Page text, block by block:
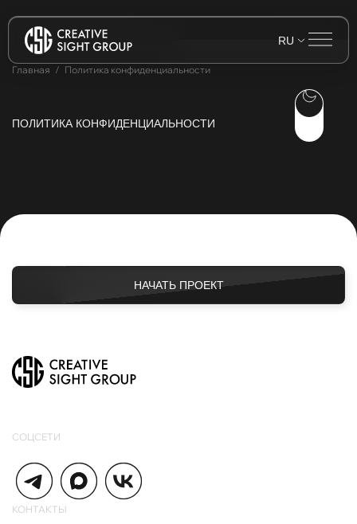
RU
Главная Политика конфиденциальности
ПОЛИТИКА КОНФИДЕНЦИАЛЬНОСТИ
НАЧАТЬ ПРОЕКТ
КОНТАКТЫ
СОЦСЕТИ